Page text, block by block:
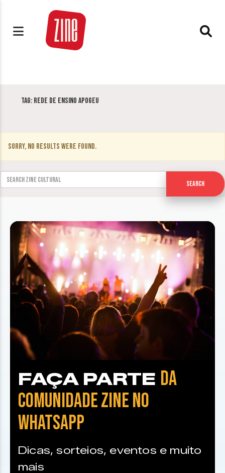
Tag: Rede de Ensino APOGEU
Sorry, no results were found.
Search for:
Search
FAÇA PARTE DA
COMUNIDADE ZINE NO
WHATSAPP
Dicas, sorteios, eventos e muito
mais